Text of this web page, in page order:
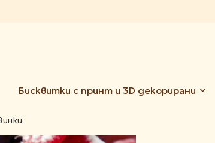
Бисквитки с принт и 3D декорирани